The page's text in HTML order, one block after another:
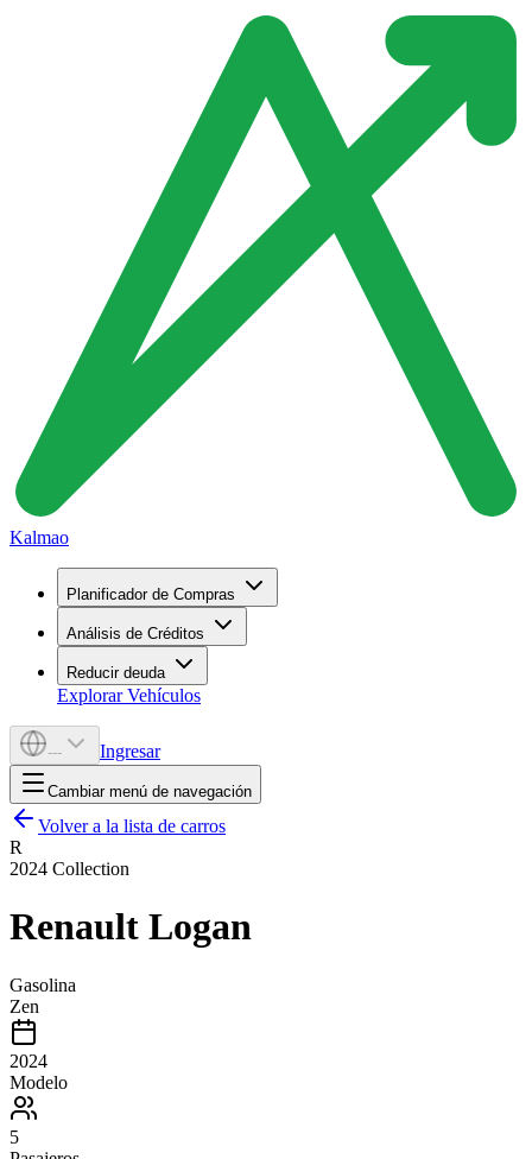
Kalmao
Planificador de Compras
Análisis de Créditos
Reducir deuda
Explorar Vehículos
--- Ingresar
Cambiar menú de navegación
Volver a la lista de carros
R
2024 Collection
Renault Logan
Gasolina
Zen
2024
Modelo
5